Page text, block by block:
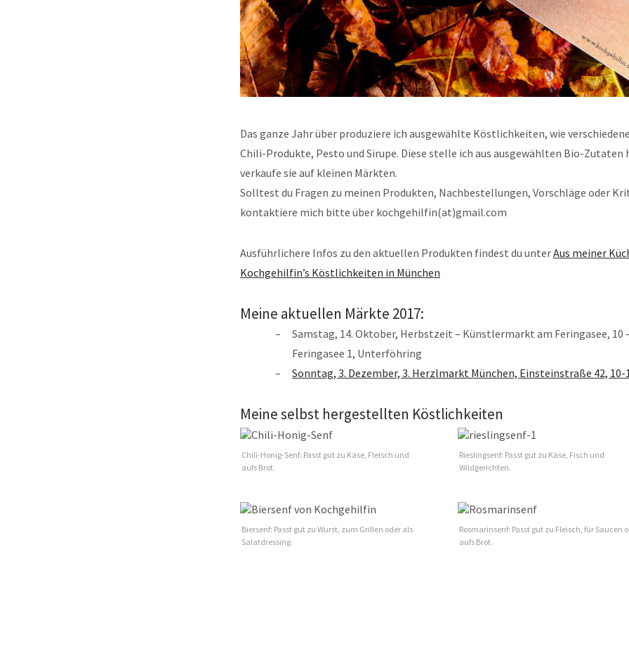
Das ganze Jahr über produziere ich ausgewählte Köstlichkeiten, wie
Chili-Produkte, Pesto und Sirupe. Diese stelle ich aus ausgewählten Bio-Zutaten
verkaufe sie auf kleinen Märkten.
Solltest du Fragen zu meinen Produkten, Nachbestellungen, Vorschläge oder
kontaktiere mich bitte über kochgehilfin(at)gmail.com
Ausführlichere Infos zu den aktuellen Produkten findest du unterAus meiner
Kochgehilfin’s Köstlichkeiten in München
Meine aktuellen Märkte 2017:
Samstag, 14. Oktober, Herbstzeit – Künstlermarkt am Feringasee, 10
Feringasee 1, Unterföhring
Sonntag, 3. Dezember, 3. Herzlmarkt München, Einsteinstraße 42, 10-
Meine selbst hergestellten Köstlichkeiten
Chili-Honig-Senf: Passt gut zu Käse, Fleisch und
aufs Brot.
Rieslingsenf: Passt gut zu Käse, Fisch und
Wildgerichten.
Biersenf: Passt gut zu Wurst, zum Grillen oder als
Salatdressing.
Rosmarinsenf: Passt gut zu Fleisch, für Saucen
aufs Brot.